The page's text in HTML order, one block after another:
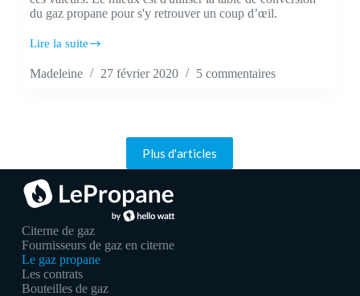
du gaz propane pour s'y retrouver un coup d’œil.
Lire la suite
Comment
des
et
en
kWh
Madeleine 27 février 2020 5 commentaires
Plus d'articles
Citerne de gaz
Fournisseurs de gaz en citerne
Le gaz propane
Les contrats
Bouteilles de gaz